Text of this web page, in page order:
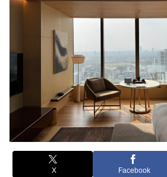
X Facebook